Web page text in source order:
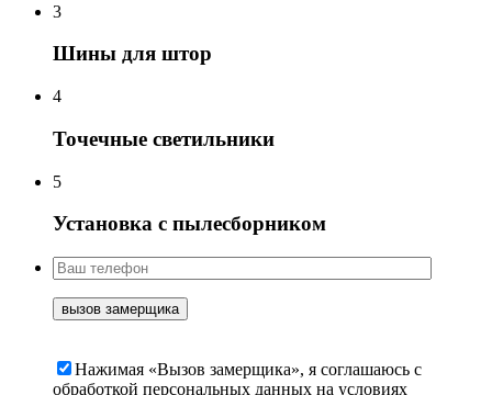
3
Шины для штор
4
Точечные светильники
5
Установка с пылесборником
Нажимая «Вызов замерщика», я соглашаюсь c
обработкой персональных данных на условиях